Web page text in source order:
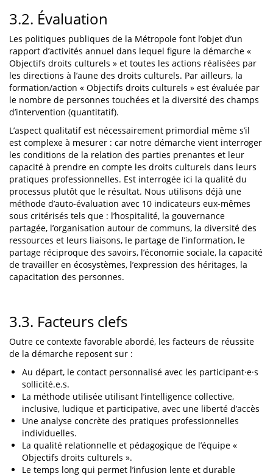
3.2. Évaluation
Les politiques publiques de la Métropole font l’objet d’un
rapport d’activités annuel dans lequel figure la démarche «
Objectifs droits culturels » et toutes les actions réalisées par
les directions à l’aune des droits culturels. Par ailleurs, la
formation/action « Objectifs droits culturels » est évaluée par
le nombre de personnes touchées et la diversité des champs
d’intervention (quantitatif).
L’aspect qualitatif est nécessairement primordial même s’il
est complexe à mesurer : car notre démarche vient interroger
les conditions de la relation des parties prenantes et leur
capacité à prendre en compte les droits culturels dans leurs
pratiques professionnelles. Est interrogée ici la qualité du
processus plutôt que le résultat. Nous utilisons déjà une
méthode d’auto-évaluation avec 10 indicateurs eux-mêmes
sous critérisés tels que : l’hospitalité, la gouvernance
partagée, l’organisation autour de communs, la diversité des
ressources et leurs liaisons, le partage de l’information, le
partage réciproque des savoirs, l’économie sociale, la capacité
de travailler en écosystèmes, l’expression des héritages, la
capacitation des personnes.
3.3. Facteurs clefs
Outre ce contexte favorable abordé, les facteurs de réussite
de la démarche reposent sur :
Au départ, le contact personnalisé avec les participant·e·s
sollicité.e.s.
La méthode utilisée utilisant l’intelligence collective,
inclusive, ludique et participative, avec une liberté d’accès
Une analyse concrète des pratiques professionnelles
individuelles.
La qualité relationnelle et pédagogique de l’équipe «
Objectifs droits culturels ».
Le temps long qui permet l’infusion lente et durable